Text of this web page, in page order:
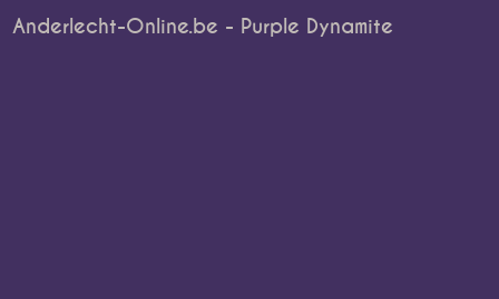
Anderlecht-Online.be - Purple Dynamite